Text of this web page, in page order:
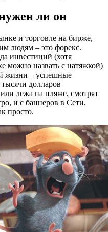
ли он
и торговле на бирже,
людям – это форекс.
инвестиций (хотя
можно назвать с натяжкой)
жизни – успешные
долларов
лежа на пляже, смотрят
и с баннеров в Сети.
просто.